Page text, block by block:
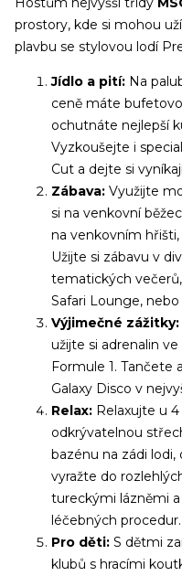
prostory, kde si mohou
plavbu se stylovou lodí
Jídlo a pití: Na
ceně máte
ochutnáte nejlepší
Vyzkoušejte i
Cut a dejte si
Zábava: Využijte
si na venkovní
na venkovním
Užijte si zábavu v
tematických
Safari Lounge,
Výjimečné zážitky:
užijte si adrenalin
Formule 1. Tančete
Galaxy Disco v
Relax: Relaxujte u
odkrývatelnou
bazénu na zádi
vyražte do
tureckými lázněmi
léčebných procedur.
Pro děti: S dětmi
klubů s hracími
Už
Zanechte nám svůj
Zůstaneme v